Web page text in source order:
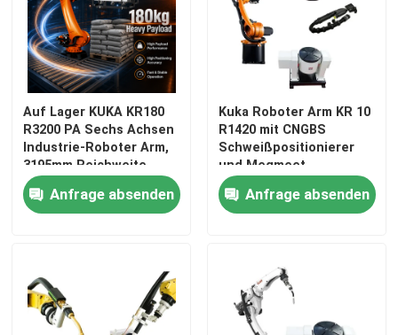
Auf Lager KUKA KR180
R3200 PA Sechs Achsen
Industrie-Roboter Arm,
3195mm Reichweite
Palletizing Handling
Roboterarm
Anfrage absenden
Kuka Roboter Arm KR 10
R1420 mit CNGBS
Schweißpositionierer
und Megmeet
Schweißer für Roboter-
Schweißlösungen
Anfrage absenden